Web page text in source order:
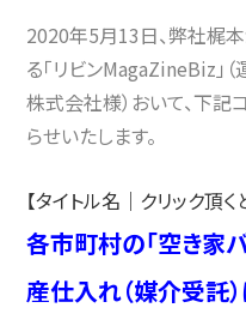
2020年5月13日、弊社梶
る「リビンMagaZineBiz」
株式会社様）おいて、下
らせいたします。
【タイトル名｜クリック頂
各市町村の「空き家
産仕入れ（媒介受託